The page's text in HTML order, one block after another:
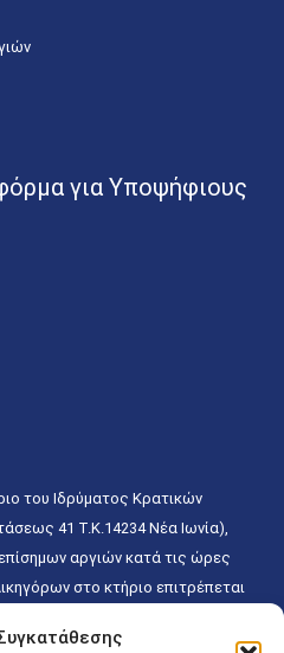
για Υποψήφιους
του Ιδρύματος Κρατικών
41 T.K.14234 Νέα Ιωνία),
αργιών κατά τις ώρες
στο κτήριο επιτρέπεται
κανέναν χρονικό ή άλλο